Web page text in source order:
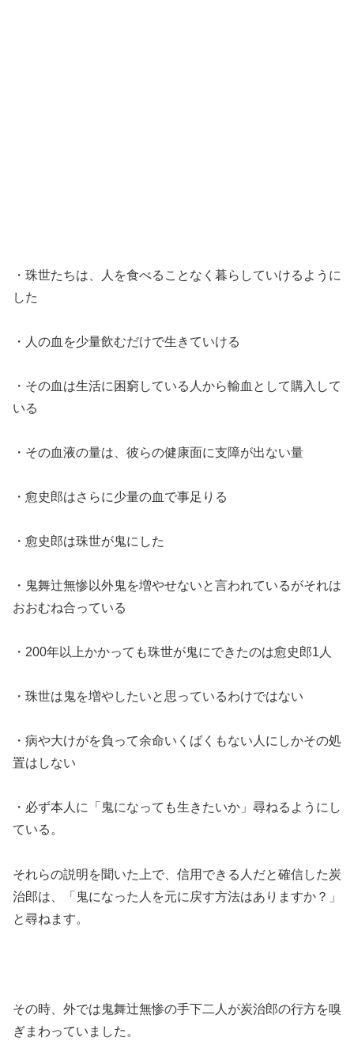
・珠世たちは、人を食べることなく暮らしていけるように
した
・人の血を少量飲むだけで生きていける
・その血は生活に困窮している人から輸血として購入して
いる
・その血液の量は、彼らの健康面に支障が出ない量
・愈史郎はさらに少量の血で事足りる
・愈史郎は珠世が鬼にした
・鬼舞辻無惨以外鬼を増やせないと言われているがそれは
おおむね合っている
・200年以上かかっても珠世が鬼にできたのは愈史郎1人
・珠世は鬼を増やしたいと思っているわけではない
・病や大けがを負って余命いくばくもない人にしかその処
置はしない
・必ず本人に「鬼になっても生きたいか」尋ねるようにし
ている。
それらの説明を聞いた上で、信用できる人だと確信した炭
治郎は、
「鬼になった人を元に戻す方法はありますか？」
と尋ねます。
その時、外では鬼舞辻無惨の手下二人が炭治郎の行方を嗅
ぎまわっていました。